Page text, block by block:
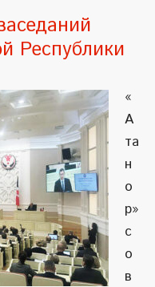
Республики
«
А
та
н
о
р»
с
о
в